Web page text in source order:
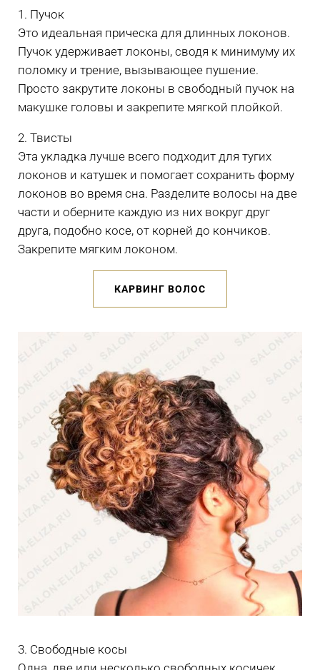
1. Пучок
Это идеальная прическа для длинных локонов.
Пучок удерживает локоны, сводя к минимуму их
поломку и трение, вызывающее пушение.
Просто закрутите локоны в свободный пучок на
макушке головы и закрепите мягкой плойкой.
2. Твисты
Эта укладка лучше всего подходит для тугих
локонов и катушек и помогает сохранить форму
локонов во время сна. Разделите волосы на две
части и оберните каждую из них вокруг друг
друга, подобно косе, от корней до кончиков.
Закрепите мягким локоном.
КАРВИНГ ВОЛОС
3. Свободные косы